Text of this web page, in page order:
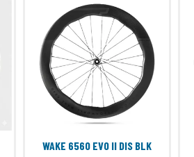
WAKE 6560 EVO II DIS BLK